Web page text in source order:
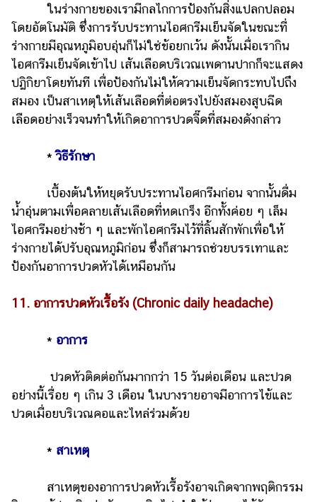
ในร่างกายของเรามีกลไกการป้องกันสิ่งแปลกปลอม
โดยอัตโนมัติ ซึ่งการรับประทานไอศกรีมเย็นจัดในขณะที่
ร่างกายมีอุณหภูมิอบอุ่นก็ไม่ใช่ข้อยกเว้น ดังนั้นเมื่อเรากิน
ไอศกรีมเย็นจัดเข้าไป เส้นเลือดบริเวณเพดานปากก็จะแสดง
ปฏิกิยาโดยทันที เพื่อป้องกันไม่ให้ความเย็นจัดกระทบไปถึง
สมอง เป็นสาเหตุให้เส้นเลือดที่ต่อตรงไปยังสมองสูบฉีด
เลือดอย่างเร็วจนทำให้เกิดอาการปวดจี๊ดที่สมองดังกล่าว
*วิธีรักษา
เบื้องต้นให้หยุดรับประทานไอศกรีมก่อน จากนั้นดื่ม
น้ำอุ่นตามเพื่อคลายเส้นเลือดที่หดเกร็ง อีกทั้งค่อย ๆ เล็ม
ไอศกรีมอย่างช้า ๆ และพักไอศกรีมไว้ที่ลิ้นสักพักเพื่อให้
ร่างกายได้ปรับอุณหภูมิก่อน ซึ่งก็สามารถช่วยบรรเทาและ
ป้องกันอาการปวดหัวได้เหมือนกัน
11. อาการปวดหัวเรื้อรัง (Chronic daily headache)
* อาการ
ปวดหัวติดต่อกันมากกว่า 15 วันต่อเดือน และปวด
อย่างนี้เรื่อย ๆ เกิน 3 เดือน ในบางรายอาจมีอาการไข้และ
ปวดเมื่อยบริเวณคอและไหล่ร่วมด้วย
* สาเหตุ
สาเหตุของอาการปวดหัวเรื้อรังอาจเกิดจากพฤติกรรม